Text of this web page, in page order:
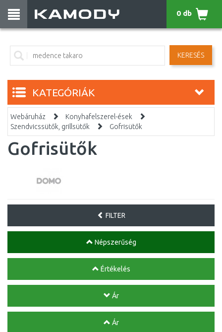
KERESÉS
0 db
KATEGÓRIÁK
Webáruház
Konyhafelszerel-ések
Szendvicssütők, grillsütők
Gofrisütők
Gofrisütők
FILTER
Népszerűség
Értékelés
Ár
Ár